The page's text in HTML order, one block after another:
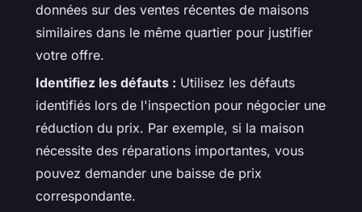
données sur des ventes récentes de maisons
similaires dans le même quartier pour justifier
votre offre.
Identifiez les défauts : Utilisez les défauts
identifiés lors de l'inspection pour négocier une
réduction du prix. Par exemple, si la maison
nécessite des réparations importantes, vous
pouvez demander une baisse de prix
correspondante.